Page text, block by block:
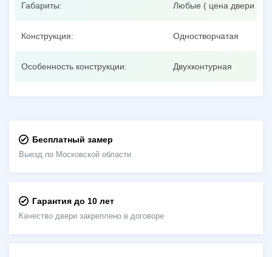
Габариты: Любые ( цена двери
Конструкция: Одностворчатая
Особенность конструкции: Двухконтурная
Бесплатный замер
Выезд по Московской области
Гарантия до 10 лет
Качество двери закреплено в договоре